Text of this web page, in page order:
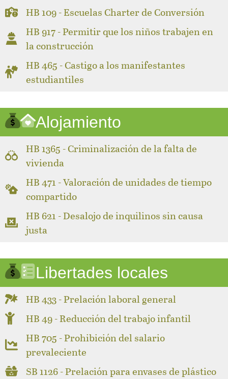
HB 109 - Escuelas Charter de Conversión
HB 917 - Permitir que los niños trabajen en
la construcción
HB 465 - Castigo a los manifestantes
estudiantiles
Alojamiento
HB 1365 - Criminalización de la falta de
vivienda
HB 471 - Valoración de unidades de tiempo
compartido
HB 621 - Desalojo de inquilinos sin causa
justa
Libertades locales
HB 433 - Prelación laboral general
HB 49 - Reducción del trabajo infantil
HB 705 - Prohibición del salario
prevaleciente
SB 1126 - Prelación para envases de plástico